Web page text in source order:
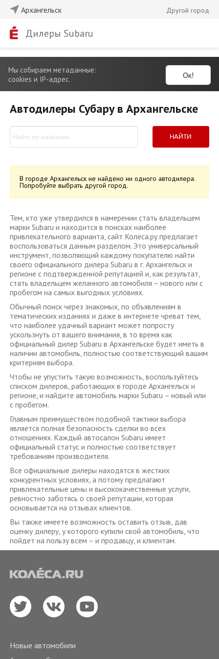
Архангельск Другой город
Дилеры Subaru
Мы собираем метаданные:
cookies и IP-адрес.
Ок!
Автодилеры Субару в Архангельске
НАЙТИ
В городе Архангельск не найдено ни одного автодилера.
Попробуйте выбрать другой город.
Тем, кто уже утвердился в намерении стать владельцем
марки Subaru и находится в поисках наиболее
привлекательного варианта, сайт Колёса.ру предлагает
воспользоваться данным разделом. Это универсальный
инструмент, позволяющий каждому покупателю найти
своего официального дилера Subaru в г. Архангельск и
регионе с подтвержденной репутацией и, как результат,
стать владельцем желанного автомобиля – нового или с
пробегом на самых выгодных условиях.
Обычный поиск через знакомых, по объявлениям в
тематических изданиях и даже в интернете чреват тем,
что наиболее удачный вариант может попросту
ускользнуть от вашего внимания, в то время как
официальный дилер Subaru в Архангельске будет иметь в
наличии автомобиль, полностью соответствующий вашим
критериям выбора.
Чтобы не упустить такую возможность, воспользуйтесь
списком дилеров, работающих в городе Архангельск и
регионе, и найдите автомобиль марки Subaru – новый или
с пробегом.
Главным преимуществом подобной тактики выбора
является полная безопасность сделки во всех
отношениях. Каждый автосалон Subaru имеет
официальный статус и полностью соответствует
требованиям производителя.
Все официальные дилеры находятся в жестких
конкурентных условиях, а потому предлагают
привлекательные цены и высококачественные услуги,
ревностно заботясь о своей репутации, которая
основывается на отзывах клиентов.
Вы также имеете возможность оставить отзыв, дав
оценку дилеру, у которого купили свой автомобиль, что
пойдет на пользу всем – и продавцу, и клиентам.
Новые автомобили